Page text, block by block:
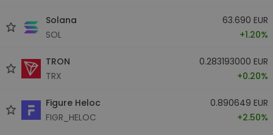
Solana
SOL
63.690 EUR
+1.20%
TRON
TRX
0.283193000 EUR
+0.20%
Figure Heloc
FIGR_HELOC
0.890649 EUR
+2.50%